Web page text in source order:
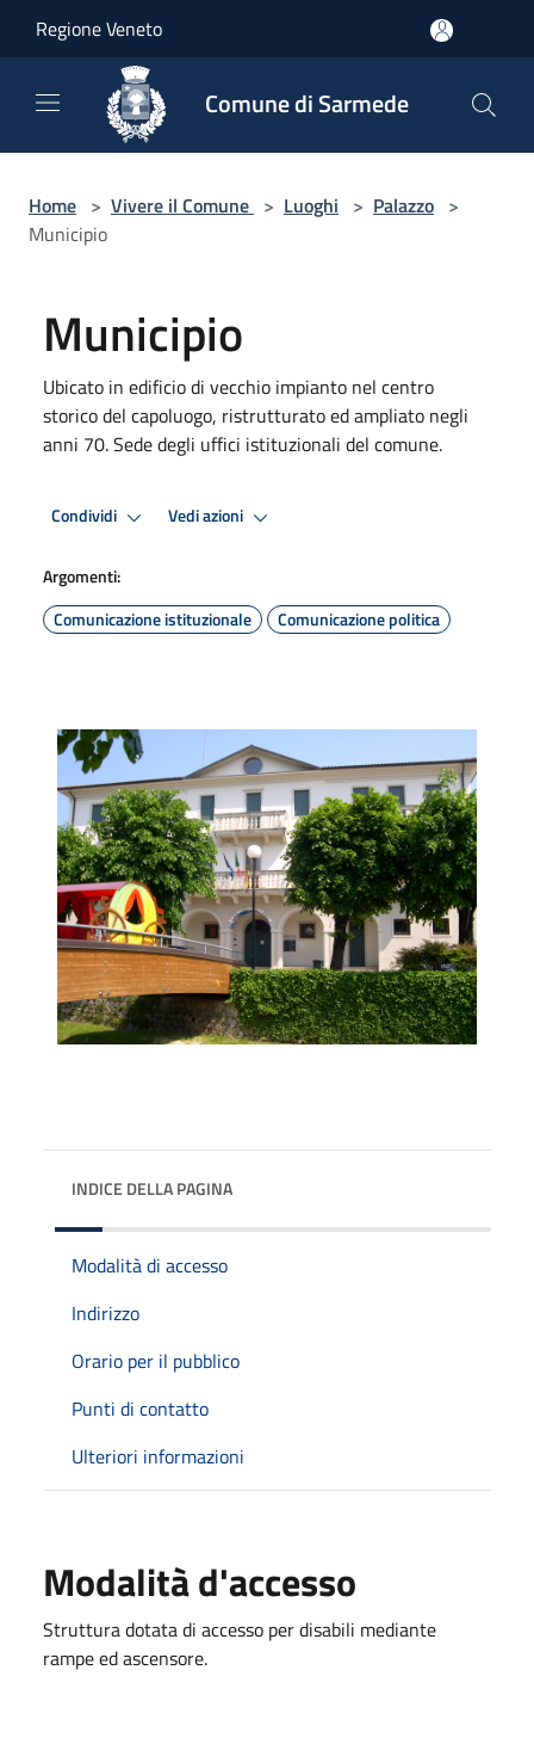
Regione Veneto
Comune di Sarmede
Home > Vivere il Comune > Luoghi > Palazzo >
Municipio
Municipio
Ubicato in edificio di vecchio impianto nel centro
storico del capoluogo, ristrutturato ed ampliato negli
anni 70. Sede degli uffici istituzionali del comune.
Condividi Vedi azioni
Argomenti:
Comunicazione istituzionale
Comunicazione politica
INDICE DELLA PAGINA
Modalità di accesso
Indirizzo
Orario per il pubblico
Punti di contatto
Ulteriori informazioni
Modalità d'accesso
Struttura dotata di accesso per disabili mediante
rampe ed ascensore.